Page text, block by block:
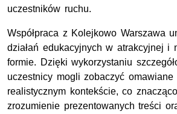
uczestników ruchu.
Współpraca z Kolejkowo Warszawa
działań edukacyjnych w atrakcyjnej i
formie. Dzięki wykorzystaniu
uczestnicy mogli zobaczyć
realistycznym kontekście, co znacząco
zrozumienie prezentowanych treści